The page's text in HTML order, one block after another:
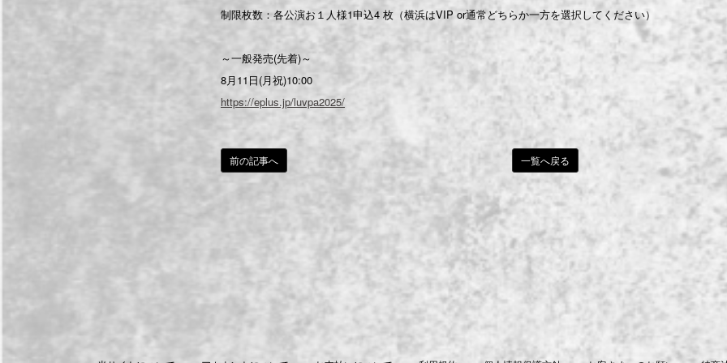
制限枚数：各公演お１人様1申込4 枚（横浜はVIP or通常どちらか一方を選択してください）
～一般発売(先着)～
8月11日(月祝)10:00
https://eplus.jp/luvpa2025/
一覧へ戻る
前の記事へ